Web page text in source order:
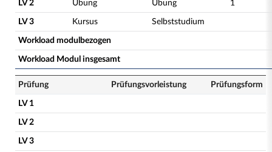
LV 2 Übung Übung 1
LV 3 Kursus Selbststudium
Workload modulbezogen
Workload Modul insgesamt
Prüfung Prüfungsvorleistung Prüfungsform
LV 1
LV 2
LV 3